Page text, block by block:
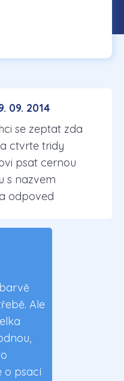
09. 2014
se zeptat zda
ctvrte tridy
psat cernou
s nazvem
odpoved
Ale
o psací